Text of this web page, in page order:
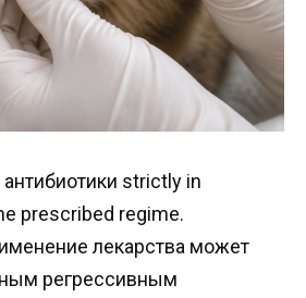
strictly in
prescribed regime.
лекарства может
регрессивным